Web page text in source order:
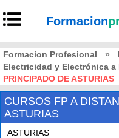
Formacion
Formacion Profesional »
Electricidad y Electrónica a
PRINCIPADO DE ASTURIAS
CURSOS FP A
ASTURIAS
ASTURIAS